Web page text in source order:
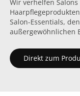
Wir verhelfen
Salon-Essentials,
außergewöhnlichen
Direkt zum